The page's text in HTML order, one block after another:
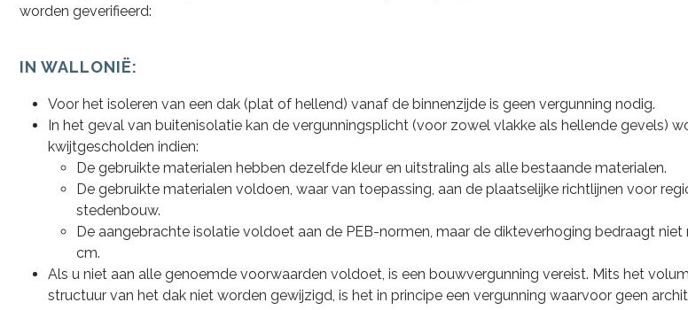
worden geverifieerd:
IN WALLONIË:
Voor het isoleren van een dak (plat of hellend) vanaf de binnenzijde is geen vergunning nodig.
In het geval van buitenisolatie kan de vergunningsplicht (voor zowel vlakke als hellende gevels)
kwijtgescholden indien:
De gebruikte materialen hebben dezelfde kleur en uitstraling als alle bestaande materialen.
De gebruikte materialen voldoen, waar van toepassing, aan de plaatselijke richtlijnen voor
stedenbouw.
De aangebrachte isolatie voldoet aan de PEB-normen, maar de dikteverhoging bedraagt ​​niet
cm.
Als u niet aan alle genoemde voorwaarden voldoet, is een bouwvergunning vereist. Mits het
structuur van het dak niet worden gewijzigd, is het in principe een vergunning waarvoor geen